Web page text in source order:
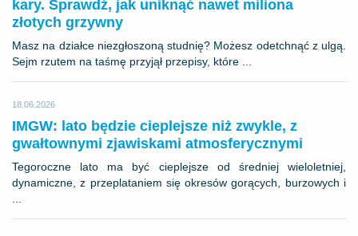
kary. Sprawdź, jak uniknąć nawet miliona
złotych grzywny
Masz na działce niezgłoszoną studnię? Możesz odetchnąć z ulgą.
Sejm rzutem na taśmę przyjął przepisy, które ...
18.06.2026
IMGW: lato będzie cieplejsze niż zwykle, z
gwałtownymi zjawiskami atmosferycznymi
Tegoroczne lato ma być cieplejsze od średniej wieloletniej,
dynamiczne, z przeplataniem się okresów gorących, burzowych i